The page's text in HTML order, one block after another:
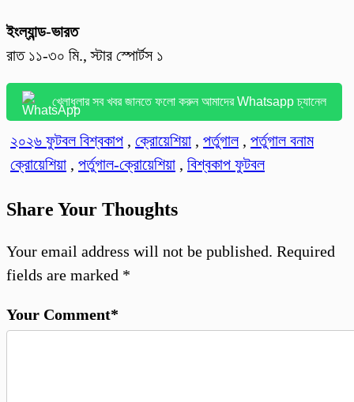
ইংল্যান্ড-ভারত
রাত ১১-৩০ মি., স্টার স্পোর্টস ১
খেলাধুলার সব খবর জানতে ফলো করুন আমাদের Whatsapp চ্যানেল
২০২৬ ফুটবল বিশ্বকাপ , ক্রোয়েশিয়া , পর্তু‌গাল, পর্তুগাল বনাম
ক্রোয়েশিয়া , পর্তুগাল-ক্রোয়েশিয়া , বিশ্বকাপ ফুটবল
Share Your Thoughts
Your email address will not be published. Required
fields are marked *
Your Comment*